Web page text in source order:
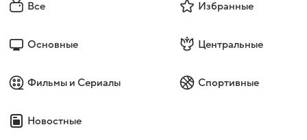
Все Избранные
Основные Центральные
Фильмы и Сериалы Спортивные
Новостные